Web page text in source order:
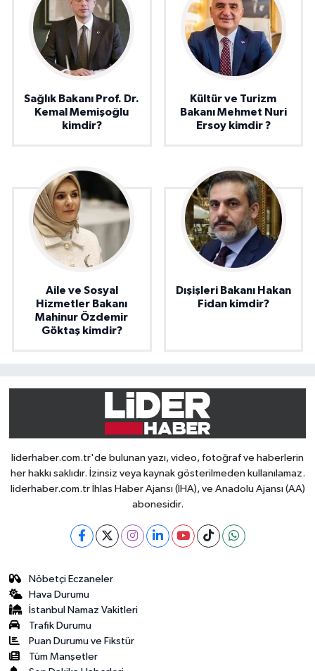
Sağlık Bakanı Prof. Dr.
Kemal Memişoğlu
kimdir?
Kültür ve Turizm
Bakanı Mehmet Nuri
Ersoy kimdir ?
Aile ve Sosyal
Hizmetler Bakanı
Mahinur Özdemir
Göktaş kimdir?
Dışişleri Bakanı Hakan
Fidan kimdir?
liderhaber.com.tr'de bulunan yazı, video, fotoğraf ve haberlerin
her hakkı saklıdır. İzinsiz veya kaynak gösterilmeden kullanılamaz.
liderhaber.com.tr İhlas Haber Ajansı (İHA), ve Anadolu Ajansı (AA)
abonesidir.
Nöbetçi Eczaneler
Hava Durumu
İstanbul Namaz Vakitleri
Trafik Durumu
Puan Durumu ve Fikstür
Tüm Manşetler